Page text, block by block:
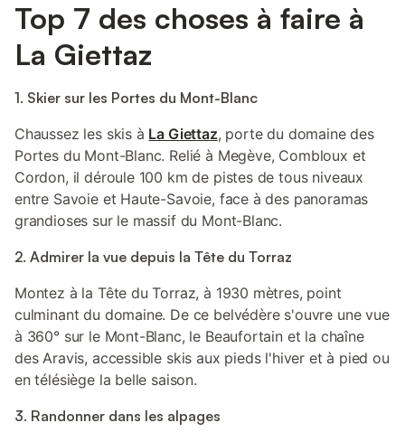
Top 7 des choses à faire à
La Giettaz
1. Skier sur les Portes du Mont-Blanc
Chaussez les skis à La Giettaz, porte du domaine des
Portes du Mont-Blanc. Relié à Megève, Combloux et
Cordon, il déroule 100 km de pistes de tous niveaux
entre Savoie et Haute-Savoie, face à des panoramas
grandioses sur le massif du Mont-Blanc.
2. Admirer la vue depuis la Tête du Torraz
Montez à la Tête du Torraz, à 1930 mètres, point
culminant du domaine. De ce belvédère s'ouvre une vue
à 360° sur le Mont-Blanc, le Beaufortain et la chaîne
des Aravis, accessible skis aux pieds l'hiver et à pied ou
en télésiège la belle saison.
3. Randonner dans les alpages